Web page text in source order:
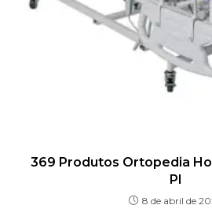
369 Produtos Ortopedia
PI
8 de abril de